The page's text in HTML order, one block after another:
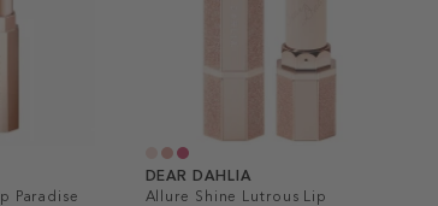
Paradise
DEAR DAHLIA
Allure Shine Lutrous Lip